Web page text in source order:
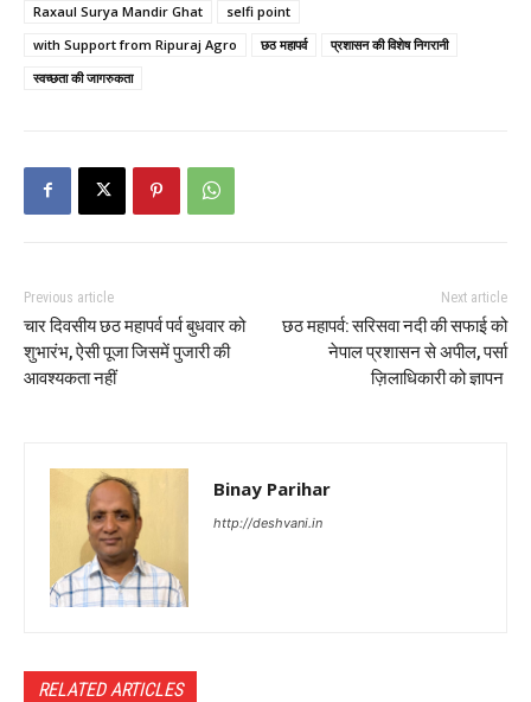
Raxaul Surya Mandir Ghat
selfi point
with Support from Ripuraj Agro
छठ महापर्व
प्रशासन की विशेष निगरानी
स्वच्छता की जागरुकता
Previous article
चार दिवसीय छठ महापर्व पर्व बुधवार को
शुभारंभ, ऐसी पूजा जिसमें पुजारी की
आवश्यकता नहीं
Next article
छठ महापर्व: सरिसवा नदी की सफाई को
नेपाल प्रशासन से अपील, पर्सा
ज़िलाधिकारी को ज्ञापन
Binay Parihar
http://deshvani.in
RELATED ARTICLES